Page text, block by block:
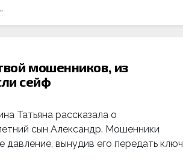
мошенников, из
сейф
Татьяна рассказала о
сын Александр. Мошенники
давление, вынудив его передать ключ